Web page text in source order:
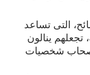
التى تساعد
تجعلهم ينالون
شخصيات